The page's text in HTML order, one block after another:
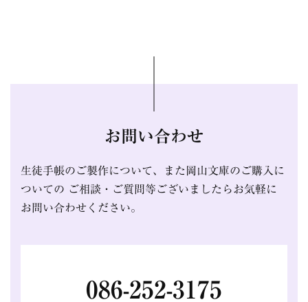
お問い合わせ
生徒手帳のご製作について、また岡山文庫のご購入に
ついての ご相談・ご質問等ございましたらお気軽に
お問い合わせください。
086-252-3175